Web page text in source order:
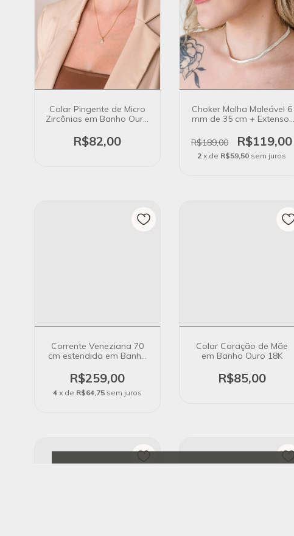
Colar Pingente de Micro
Zircônias em Banho Ouro
R$82,00
Choker Malha Maleável 6
mm de 35 cm + Extensor
R$189,00
R$119,00
2 x de R$59,50 sem juros
Corrente Veneziana 70
cm estendida em Banho
R$259,00
4 x de R$64,75 sem juros
Colar Coração de Mãe
em Banho Ouro 18K
R$85,00